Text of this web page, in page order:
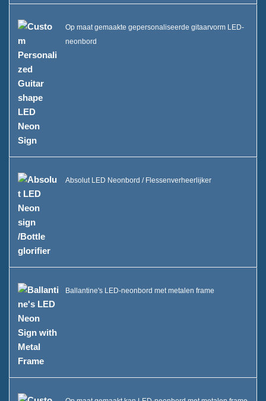
Case C Rolling Ice Cooler
Een display van een drankfles
FAQ
Nieuws
Neem contact met ons op
Op maat gemaakte gepersonaliseerde gitaarvorm LED-
neonbord
Absolut LED Neonbord / Flessenverheerlijker
Ballantine's LED-neonbord met metalen frame